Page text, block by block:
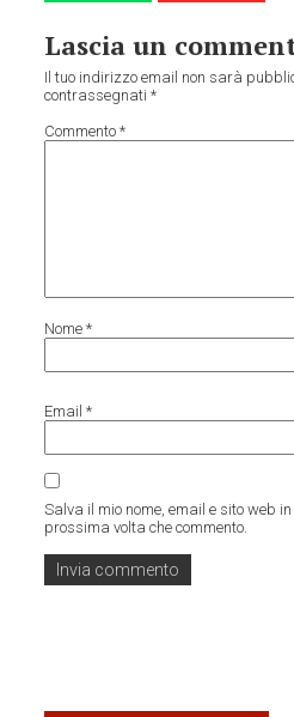
Lascia un
Il tuo indirizzo email non sarà
contrassegnati*
Commento*
Nome*
Email*
Salva il mio nome, email e sito web
prossima volta che commento.